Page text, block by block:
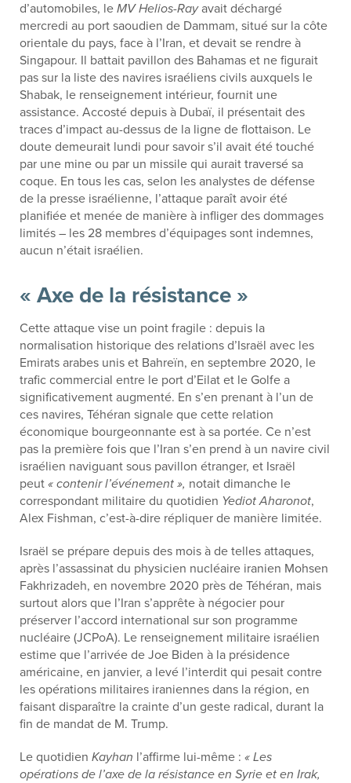
d’automobiles, le MV Helios-Rayavait déchargé
mercredi au port saoudien de Dammam, situé sur la côte
orientale du pays, face à l’Iran, et devait se rendre à
Singapour. Il battait pavillon des Bahamas et ne figurait
pas sur la liste des navires israéliens civils auxquels le
Shabak, le renseignement intérieur, fournit une
assistance. Accosté depuis à Dubaï, il présentait des
traces d’impact au-dessus de la ligne de flottaison. Le
doute demeurait lundi pour savoir s’il avait été touché
par une mine ou par un missile qui aurait traversé sa
coque. En tous les cas, selon les analystes de défense
de la presse israélienne, l’attaque paraît avoir été
planifiée et menée de manière à infliger des dommages
limités – les 28 membres d’équipages sont indemnes,
aucun n’était israélien.
« Axe de la résistance »
Cette attaque vise un point fragile : depuis la
normalisation historique des relations d’Israël avec les
Emirats arabes unis et Bahreïn, en septembre 2020, le
trafic commercial entre le port d’Eilat et le Golfe a
significativement augmenté. En s’en prenant à l’un de
ces navires, Téhéran signale que cette relation
économique bourgeonnante est à sa portée. Ce n’est
pas la première fois que l’Iran s’en prend à un navire civil
israélien naviguant sous pavillon étranger, et Israël
peut « contenir l’événement », notait dimanche le
correspondant militaire du quotidien Yediot Aharonot,
Alex Fishman, c’est-à-dire répliquer de manière limitée.
Israël se prépare depuis des mois à de telles attaques,
après l’assassinat du physicien nucléaire iranien Mohsen
Fakhrizadeh, en novembre 2020 près de Téhéran, mais
surtout alors que l’Iran s’apprête à négocier pour
préserver l’accord international sur son programme
nucléaire (JCPoA). Le renseignement militaire israélien
estime que l’arrivée de Joe Biden à la présidence
américaine, en janvier, a levé l’interdit qui pesait contre
les opérations militaires iraniennes dans la région, en
faisant disparaître la crainte d’un geste radical, durant la
fin de mandat de M. Trump.
Le quotidien Kayhan l’affirme lui-même : « Les
opérations de l’axe de la résistance en Syrie et en Irak,